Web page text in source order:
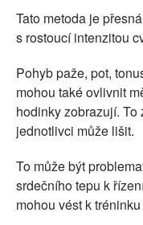
Tato metoda je
s rostoucí intenzitou
Pohyb paže, pot,
mohou také ovlivnit
hodinky zobrazují. To
jednotlivci může lišit.
To může být
srdečního tepu k
mohou vést k